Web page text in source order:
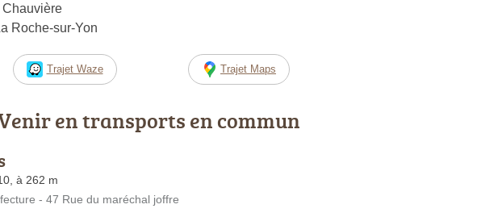
Chauvière
Roche-sur-Yon
Trajet Waze Trajet Maps
en transports en commun
à 262 m
- 47 Rue du maréchal joffre